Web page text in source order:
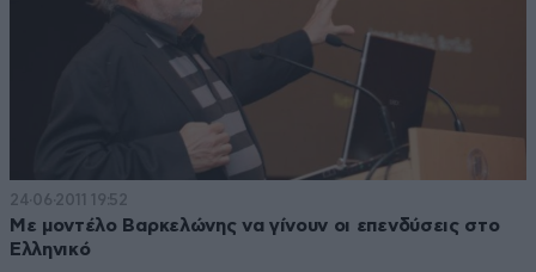
24·06·2011 19:52
Με μοντέλο Βαρκελώνης να γίνουν οι επενδύσεις στο
Ελληνικό